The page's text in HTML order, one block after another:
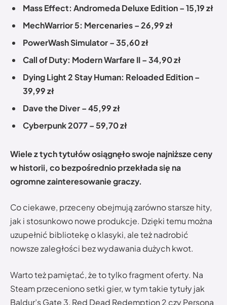
Mass Effect: Andromeda Deluxe Edition – 15,19 zł
MechWarrior 5: Mercenaries – 26,99 zł
PowerWash Simulator – 35,60 zł
Call of Duty: Modern Warfare II – 34,90 zł
Dying Light 2 Stay Human: Reloaded Edition –
39,99 zł
Dave the Diver – 45,99 zł
Cyberpunk 2077 – 59,70 zł
Wiele z tych tytułów osiągnęło swoje najniższe ceny
w historii, co bezpośrednio przekłada się na
ogromne zainteresowanie graczy.
Co ciekawe, przeceny obejmują zarówno starsze hity,
jak i stosunkowo nowe produkcje. Dzięki temu można
uzupełnić bibliotekę o klasyki, ale też nadrobić
nowsze zaległości bez wydawania dużych kwot.
Warto też pamiętać, że to tylko fragment oferty. Na
Steam przeceniono setki gier, w tym takie tytuły jak
Baldur’s Gate 3, Red Dead Redemption 2 czy Persona